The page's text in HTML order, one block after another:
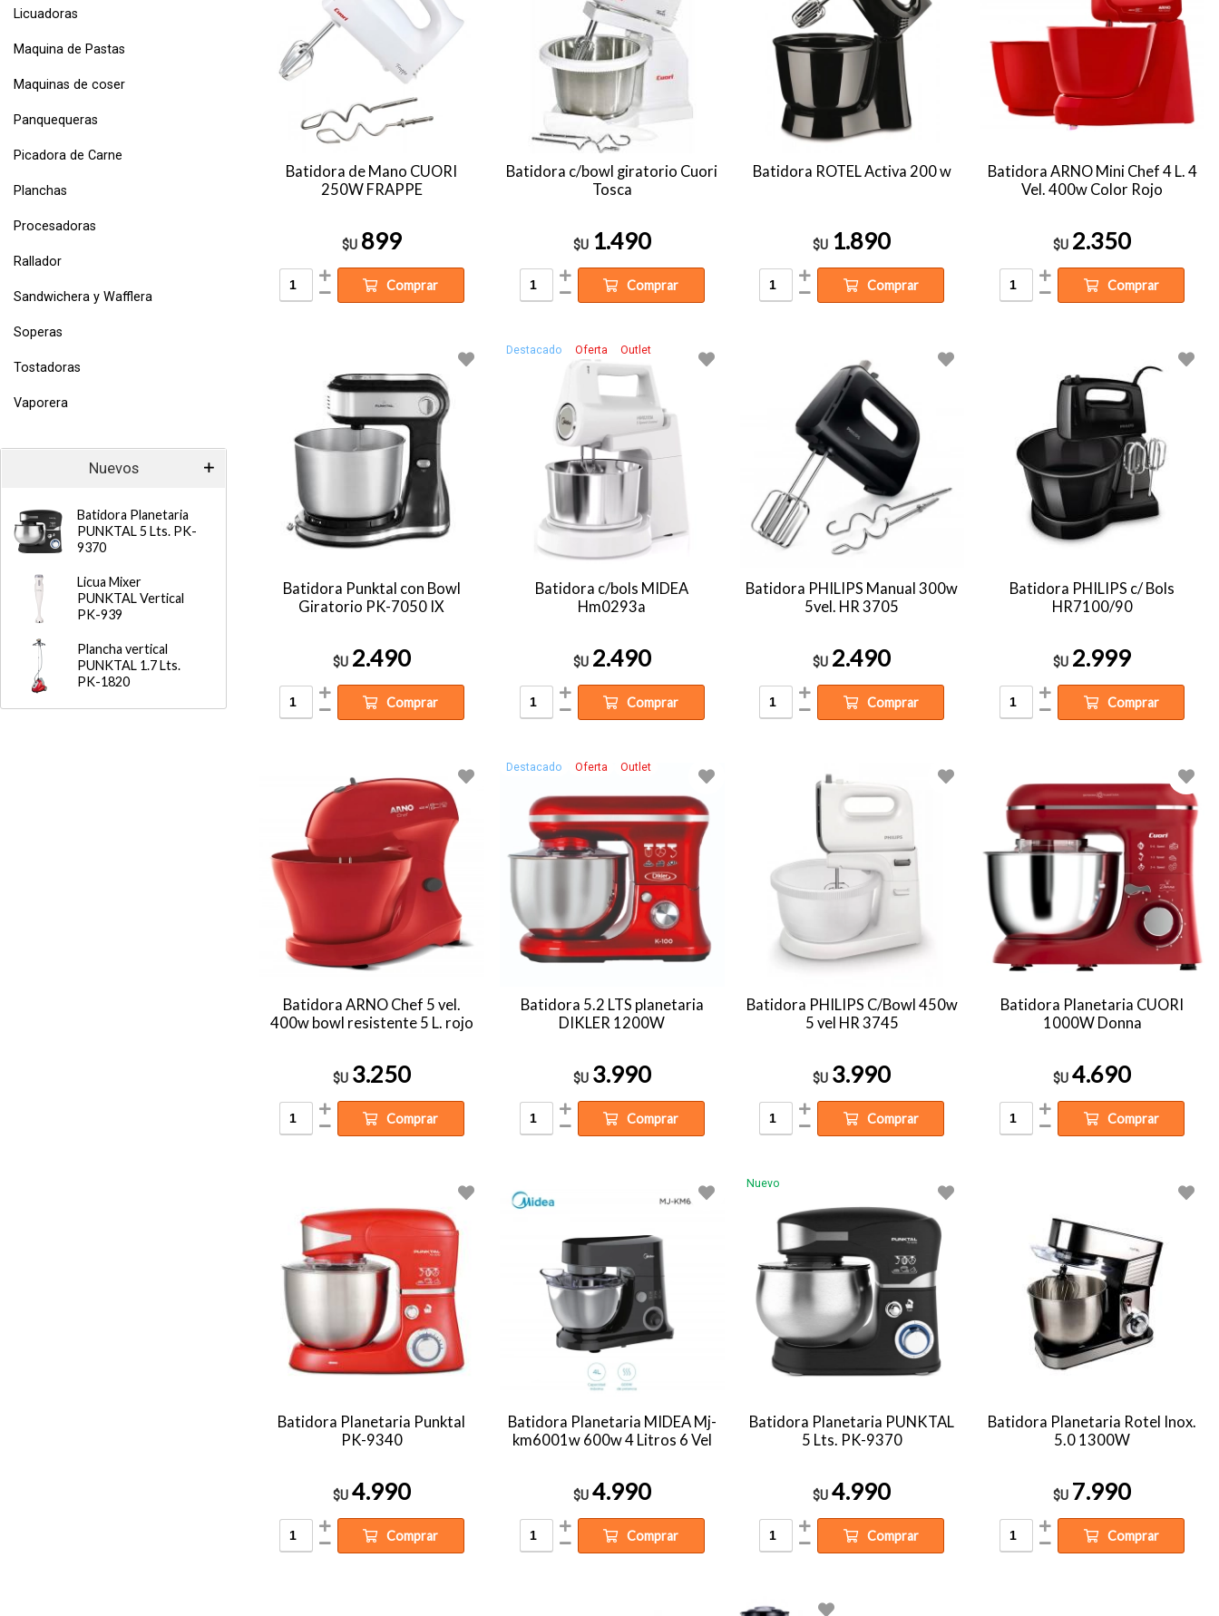
Licuadoras
Maquina de Pastas
Maquinas de coser
Panquequeras
Picadora de Carne
Planchas
Procesadoras
Rallador
Sandwichera y Wafflera
Soperas
Tostadoras
Vaporera
Nuevos
Batidora Planetaria
PUNKTAL 5 Lts. PK-
9370
Licua Mixer
PUNKTAL Vertical
PK-939
Plancha vertical
PUNKTAL 1.7 Lts.
PK-1820
Batidora de Mano CUORI
250W FRAPPE
$U 899
Comprar
Batidora c/bowl giratorio Cuori
Tosca
$U 1.490
Comprar
Batidora ROTEL Activa 200 w
$U 1.890
Comprar
Batidora ARNO Mini Chef 4 L. 4
Vel. 400w Color Rojo
$U 2.350
Comprar
Batidora Punktal con Bowl
Giratorio PK-7050 IX
$U 2.490
Comprar
Destacado Oferta Outlet
Batidora c/bols MIDEA
Hm0293a
$U 2.490
Comprar
Batidora PHILIPS Manual 300w
5vel. HR 3705
$U 2.490
Comprar
Batidora PHILIPS c/ Bols
HR7100/90
$U 2.999
Comprar
Batidora ARNO Chef 5 vel.
400w bowl resistente 5 L. rojo
$U 3.250
Comprar
Destacado Oferta Outlet
Batidora 5.2 LTS planetaria
DIKLER 1200W
$U 3.990
Comprar
Batidora PHILIPS C/Bowl 450w
5 vel HR 3745
$U 3.990
Comprar
Batidora Planetaria CUORI
1000W Donna
$U 4.690
Comprar
Batidora Planetaria Punktal
PK-9340
$U 4.990
Comprar
Batidora Planetaria MIDEA Mj-
km6001w 600w 4 Litros 6 Vel
$U 4.990
Comprar
Nuevo
Batidora Planetaria PUNKTAL
5 Lts. PK-9370
$U 4.990
Comprar
Batidora Planetaria Rotel Inox.
5.0 1300W
$U 7.990
Comprar